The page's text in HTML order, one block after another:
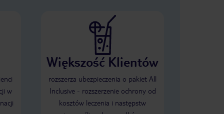
w
Większość Klientów
rozszerza ubezpieczenia o pakiet All
Inclusive - rozszerzenie ochrony od
kosztów leczenia i następstw